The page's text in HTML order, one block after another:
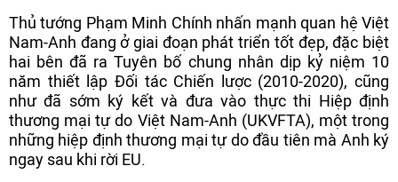
Thủ tướng Phạm Minh Chính nhấn mạnh quan hệ Việt
Nam-Anh đang ở giai đoạn phát triển tốt đẹp, đặc biệt
hai bên đã ra Tuyên bố chung nhân dịp kỷ niệm 10
năm thiết lập Đối tác Chiến lược (2010-2020), cũng
như đã sớm ký kết và đưa vào thực thi Hiệp định
thương mại tự do Việt Nam-Anh (UKVFTA), một trong
những hiệp định thương mại tự do đầu tiên mà Anh ký
ngay sau khi rời EU.